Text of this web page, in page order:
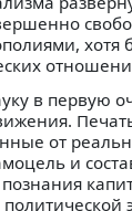
хотя
в первую
от
и